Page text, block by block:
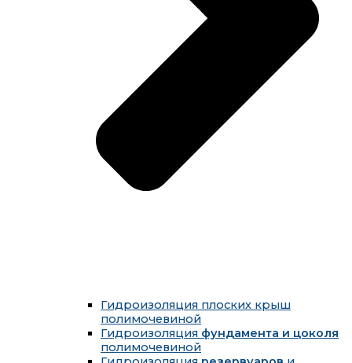
Гидроизоляция плоских крыш
полимочевиной
Гидроизоляция фундамента и цоколя
полимочевиной